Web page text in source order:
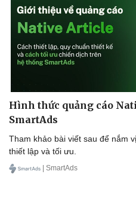
Sức khỏe
Hình thức quảng cáo
SmartAds
Tham khảo bài viết sau để nắm
thiết lập và tối ưu.
| SmartAds